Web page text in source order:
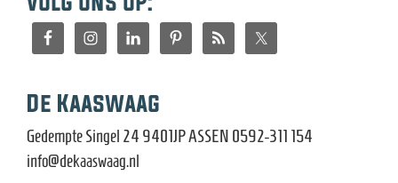
De Kaaswaag
Gedempte Singel 24 9401JP ASSEN 0592-311 154
info@dekaaswaag.nl